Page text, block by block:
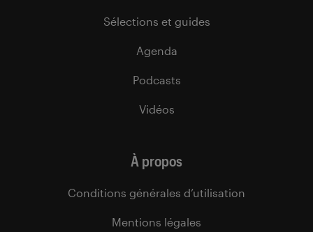
Sélections et guides
Agenda
Podcasts
Vidéos
À propos
Conditions générales d’utilisation
Mentions légales